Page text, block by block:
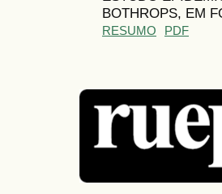
BOTHROPS, EM
RESUMO PDF